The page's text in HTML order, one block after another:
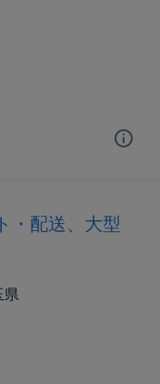
・配送、大型
県